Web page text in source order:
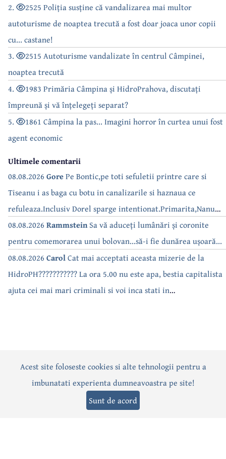
2.
2525 Poliția susține că vandalizarea mai multor
autoturisme de noaptea trecută a fost doar joaca unor copii
cu... castane!
3.
2515 Autoturisme vandalizate în centrul Câmpinei,
noaptea trecută
4.
1983 Primăria Câmpina și HidroPrahova, discutați
împreună și vă înțelegeți separat?
5.
1861 Câmpina la pas... Imagini horror în curtea unui fost
agent economic
Ultimele comentarii
08.08.2026 GorePe Bontic,pe toti sefuletii printre care si
Tiseanu i as baga cu botu in canalizarile si haznaua ce
refuleaza.Inclusiv Dorel sparge intentionat.Primarita,Nanu
bea apa de la robinet.Asta as intreba o si pe Izabel Mitrea
08.08.2026 RammsteinSa vă aduceți lumânări și coronite
pentru comemorarea unui bolovan...să-i fie dunărea ușoară...
08.08.2026 CarolCat mai acceptati aceasta mizerie de la
HidroPH??????????? La ora 5.00 nu este apa, bestia capitalista
ajuta cei mai mari criminali si voi inca stati in
ActualitatePoliticăSocialEvenimentInterviuri
Editorial Sport Anunțuri
Acest site foloseste cookies si alte tehnologii pentru a
imbunatati experienta dumneavoastra pe site!
Sunt de acord